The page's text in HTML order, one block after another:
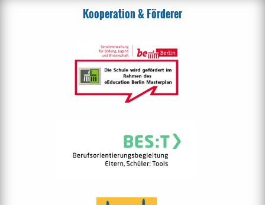
Kooperation & Förderer